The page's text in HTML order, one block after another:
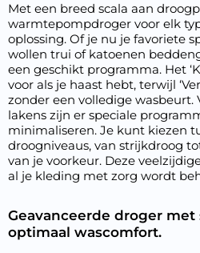
Met een breed scala aan
warmtepompdroger voor elk
oplossing. Of je nu je favoriete
wollen trui of katoenen
een geschikt programma. Het
voor als je haast hebt, terwijl
zonder een volledige wasbeurt.
lakens zijn er speciale
minimaliseren. Je kunt kiezen
droogniveaus, van strijkdroog
van je voorkeur. Deze
al je kleding met zorg wordt
Geavanceerde droger
optimaal wascomfort.